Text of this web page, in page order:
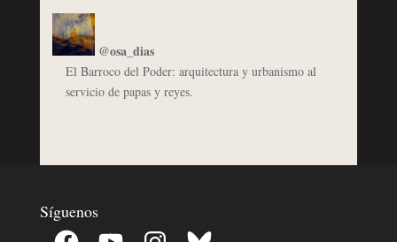
@osa_dias
El Barroco del Poder: arquitectura y urbanismo al
servicio de papas y reyes.
Síguenos
Facebook YouTube InstagramBluesky